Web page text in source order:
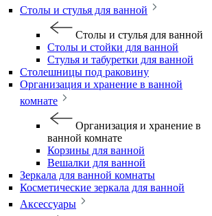
Столы и стулья для ванной
Столы и стулья для ванной
Столы и стойки для ванной
Стулья и табуретки для ванной
Столешницы под раковину
Организация и хранение в ванной
комнате
Организация и хранение в
ванной комнате
Корзины для ванной
Вешалки для ванной
Зеркала для ванной комнаты
Косметические зеркала для ванной
Аксессуары